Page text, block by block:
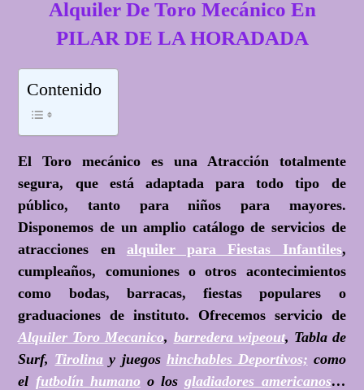
Alquiler De Toro Mecánico En
PILAR DE LA HORADADA
Contenido
El Toro mecánico es una Atracción totalmente
segura, que está adaptada para todo tipo de
público, tanto para niños para mayores.
Disponemos de un amplio catálogo de servicios de
atracciones en alquiler para Fiestas Infantiles,
cumpleaños, comuniones o otros acontecimientos
como bodas, barracas, fiestas populares o
graduaciones de instituto. Ofrecemos servicio de
Alquiler Toro Mecanico, barredera wipeout, Tabla de
Surf, Tirolina y juegos hinchables Deportivos; como
el futbolín humanoo losgladiadores americanos…